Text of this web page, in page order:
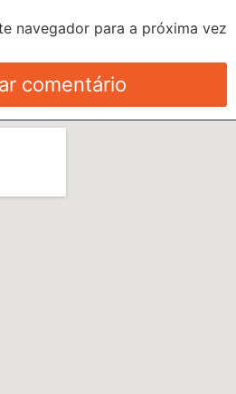
navegador para a próxima vez